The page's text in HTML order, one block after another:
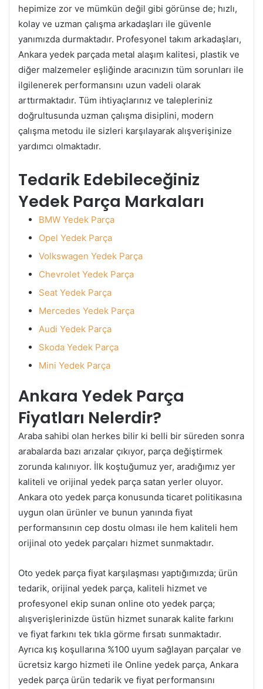
hepimize zor ve mümkün değil gibi görünse de; hızlı,
kolay ve uzman çalışma arkadaşları ile güvenle
yanımızda durmaktadır. Profesyonel takım arkadaşları,
Ankara yedek parçada metal alaşım kalitesi, plastik ve
diğer malzemeler eşliğinde aracınızın tüm sorunları ile
ilgilenerek performansını uzun vadeli olarak
arttırmaktadır. Tüm ihtiyaçlarınız ve talepleriniz
doğrultusunda uzman çalışma disiplini, modern
çalışma metodu ile sizleri karşılayarak alışverişinize
yardımcı olmaktadır.
Tedarik Edebileceğiniz
Yedek Parça Markaları
BMW Yedek Parça
Opel Yedek Parça
Volkswagen Yedek Parça
Chevrolet Yedek Parça
Seat Yedek Parça
Mercedes Yedek Parça
Audi Yedek Parça
Skoda Yedek Parça
Mini Yedek Parça
Ankara Yedek Parça
Fiyatları Nelerdir?
Araba sahibi olan herkes bilir ki belli bir süreden sonra
arabalarda bazı arızalar çıkıyor, parça değiştirmek
zorunda kalınıyor. İlk koştuğumuz yer, aradığımız yer
kaliteli ve orijinal yedek parça satan yerler oluyor.
Ankara oto yedek parça konusunda ticaret politikasına
uygun olan ürünler ve bunun yanında fiyat
performansının cep dostu olması ile hem kaliteli hem
orijinal oto yedek parçaları hizmet sunmaktadır.
Oto yedek parça fiyat karşılaşması yaptığımızda; ürün
tedarik, orijinal yedek parça, kaliteli hizmet ve
profesyonel ekip sunan online oto yedek parça;
alışverişlerinizde üstün hizmet sunarak kalite farkını
ve fiyat farkını tek tıkla görme fırsatı sunmaktadır.
Ayrıca kış koşullarına %100 uyum sağlayan parçalar ve
ücretsiz kargo hizmeti ile Online yedek parça, Ankara
yedek parça ürün tedarik ve fiyat performansını